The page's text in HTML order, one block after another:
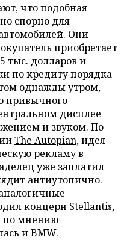
что подобная
спорно для
Они
приобретает
тыс. долларов и
по кредиту порядка
однажды утром,
привычного
дисплее
и звуком. По
The Autopian, идея
рекламу в
уже заплатил
антиутопично.
концерн Stellantis,
по мнению
и BMW.